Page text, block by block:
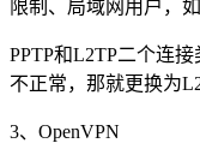
限制、局域网用户，
PPTP和L2TP二个连
不正常，那就更换为
3、OpenVPN